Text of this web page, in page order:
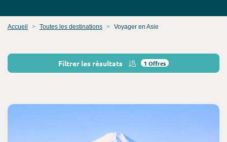
Accueil Toutes les destinations Voyager en Asie
Filtrer les résultats 1 Offres
Consultez l'offre de voyage